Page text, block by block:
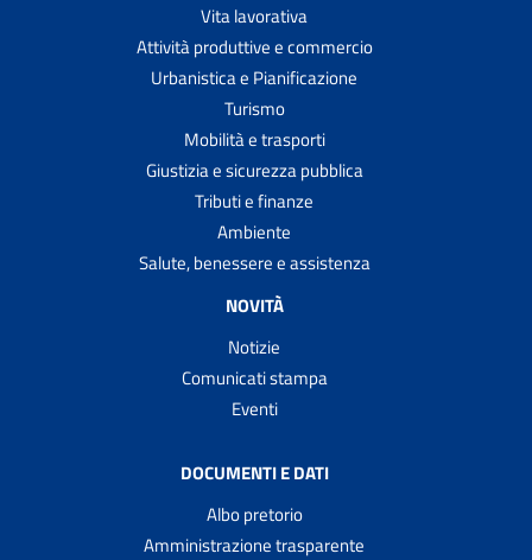
Vita lavorativa
Attività produttive e commercio
Urbanistica e Pianificazione
Turismo
Mobilità e trasporti
Giustizia e sicurezza pubblica
Tributi e finanze
Ambiente
Salute, benessere e assistenza
NOVITÀ
Notizie
Comunicati stampa
Eventi
DOCUMENTI E DATI
Albo pretorio
Amministrazione trasparente